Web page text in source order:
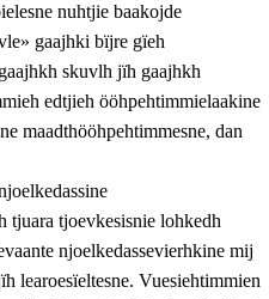
nuhtjie baakojde
gaajhki bïjre gïeh
skuvlh jïh gaajhkh
edtjieh ööhpehtimmielaakine
maadthööhpehtimmesne, dan
tjuara tjoevkesisnie lohkedh
njoelkedassevierhkine mij
learoesïeltesne. Vuesiehtimmien